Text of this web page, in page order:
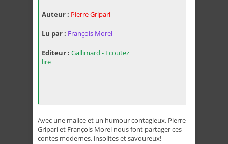
Auteur : Pierre Gripari
Lu par : François Morel
Editeur : Gallimard - Ecoutez
lire
Avec une malice et un humour contagieux, Pierre
Gripari et François Morel nous font partager ces
contes modernes, insolites et savoureux!